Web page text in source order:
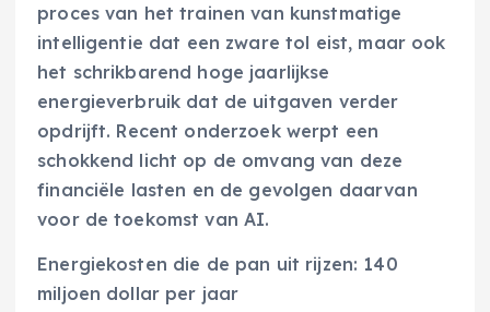
proces van het trainen van kunstmatige
intelligentie dat een zware tol eist, maar ook
het schrikbarend hoge jaarlijkse
energieverbruik dat de uitgaven verder
opdrijft. Recent onderzoek werpt een
schokkend licht op de omvang van deze
financiële lasten en de gevolgen daarvan
voor de toekomst van AI.
Energiekosten die de pan uit rijzen: 140
miljoen dollar per jaar